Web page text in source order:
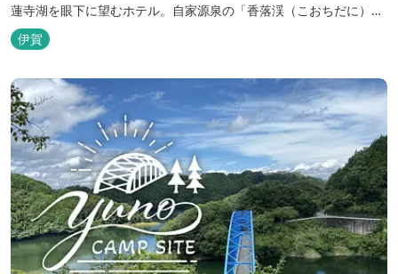
蓮寺湖を眼下に望むホテル。自家源泉の「香落渓（こおちだに）温
泉」は天然アルカリ泉。露天風呂から眺める湖は、遮るものがな
く、絶景と評判です。
伊賀